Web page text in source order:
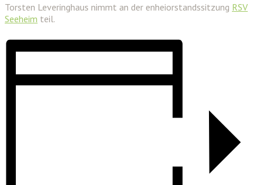
Torsten Leveringhaus nimmt an der enheiorstandssitzung RSV
Seeheim teil.